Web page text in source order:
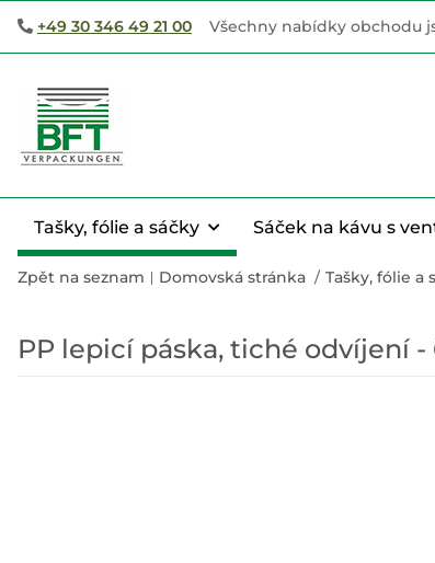
+49 30 346 49 21 00 Všechny nabídky obchodu
Tašky, fólie a sáčky Sáček na kávu s
Zpět na seznam Domovská stránka Tašky, fólie a
PP lepicí páska, tiché odvíjení -